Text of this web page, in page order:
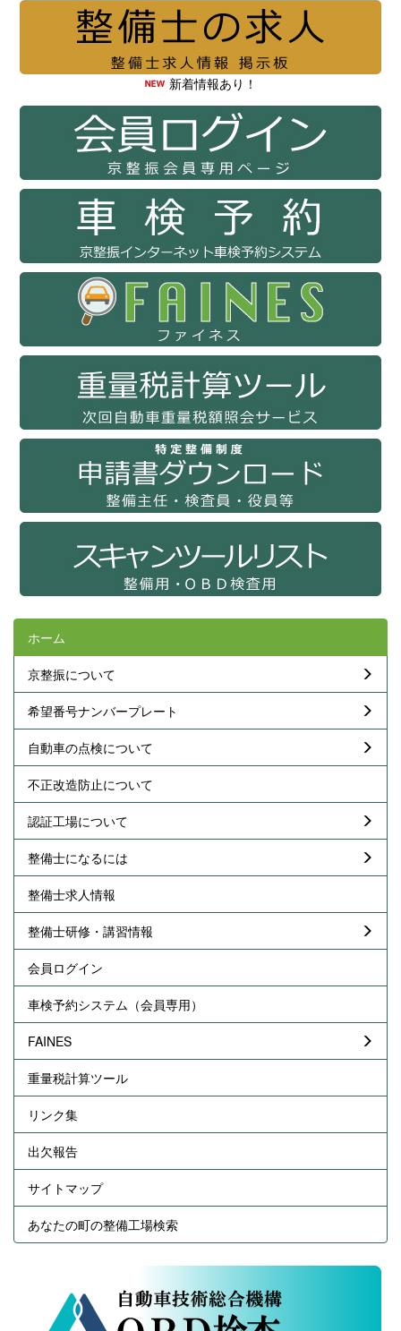
新着情報あり！
ホーム
京整振について
希望番号ナンバープレート
自動車の点検について
不正改造防止について
認証工場について
整備士になるには
整備士求人情報
整備士研修・講習情報
会員ログイン
車検予約システム（会員専用）
FAINES
重量税計算ツール
リンク集
出欠報告
サイトマップ
あなたの町の整備工場検索